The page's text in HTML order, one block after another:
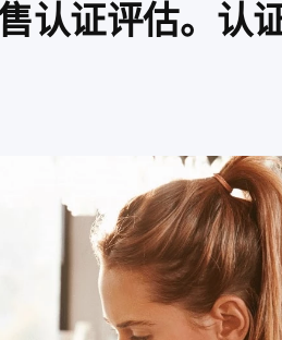
认证评估。认